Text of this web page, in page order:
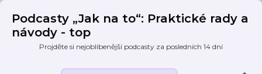
Podcasty „Jak na to“: Praktické rady a
návody - top
Projděte si nejoblíbenější podcasty za posledních 14 dní